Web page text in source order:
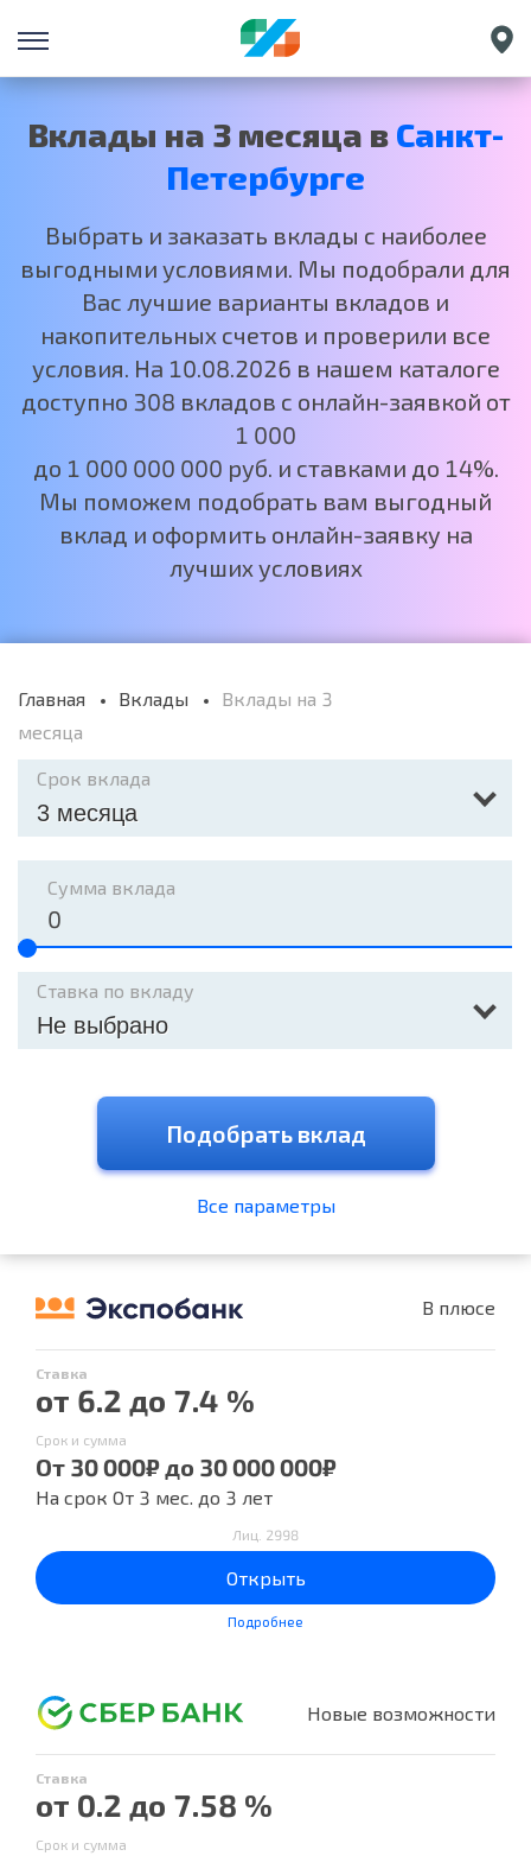
Екатеринбург
Нижний Новгород
Москва
Вклады на 3 месяца в Санкт-
Петербурге
Выбрать и заказать вклады с наиболее
выгодными условиями. Мы подобрали для
Вас лучшие варианты вкладов и
накопительных счетов и проверили все
условия. На 10.08.2026 в нашем каталоге
доступно 308 вкладов с онлайн-заявкой от
1 000
до 1 000 000 000 руб. и ставками до 14%.
Мы поможем подобрать вам выгодный
вклад и оформить онлайн-заявку на
лучших условиях
Главная Вклады
Вклады на 3
месяца
Срок вклада
3 месяца
Сумма вклада
Ставка по вкладу
Не выбрано
Подобрать вклад
Все параметры
В плюсе
Ставка
от 6.2 до 7.4 %
Срок и сумма
От 30 000₽ до 30 000 000₽
На срок От 3 мес. до 3 лет
Лиц. 2998
Открыть
Подробнее
Новые возможности
Ставка
от 0.2 до 7.58 %
Срок и сумма